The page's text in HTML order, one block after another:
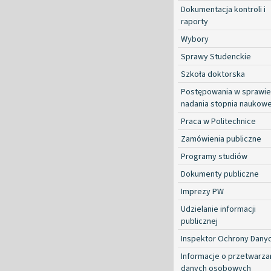
Dokumentacja kontroli i
raporty
Wybory
Sprawy Studenckie
Szkoła doktorska
Postępowania w sprawie
nadania stopnia
Praca w Politechnice
Zamówienia publiczne
Programy studiów
Dokumenty publiczne
Imprezy PW
Udzielanie informacji
publicznej
Inspektor Ochrony
Informacje o
danych osobowych